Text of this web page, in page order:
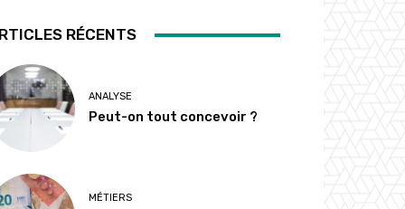
RÉCENTS
ANALYSE
Peut-on tout concevoir ?
MÉTIERS